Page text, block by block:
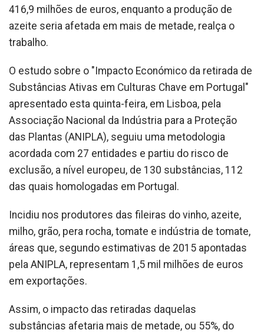
416,9 milhões de euros, enquanto a produção de
azeite seria afetada em mais de metade, realça o
trabalho.
O estudo sobre o "Impacto Económico da retirada de
Substâncias Ativas em Culturas Chave em Portugal"
apresentado esta quinta-feira, em Lisboa, pela
Associação Nacional da Indústria para a Proteção
das Plantas (ANIPLA), seguiu uma metodologia
acordada com 27 entidades e partiu do risco de
exclusão, a nível europeu, de 130 substâncias, 112
das quais homologadas em Portugal.
Incidiu nos produtores das fileiras do vinho, azeite,
milho, grão, pera rocha, tomate e indústria de tomate,
áreas que, segundo estimativas de 2015 apontadas
pela ANIPLA, representam 1,5 mil milhões de euros
em exportações.
Assim, o impacto das retiradas daquelas
substâncias afetaria mais de metade, ou 55%, do